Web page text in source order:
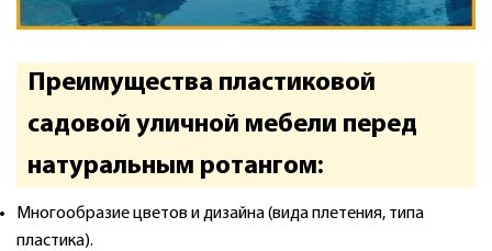
Преимущества пластиковой
садовой уличной мебели перед
натуральным ротангом:
Многообразие цветов и дизайна (вида плетения, типа
пластика).